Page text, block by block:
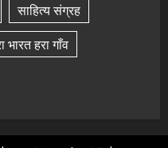
साहित्य संग्रह
भारत हरा गाँव